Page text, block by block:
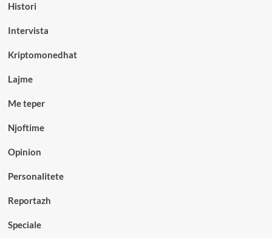
Histori
Intervista
Kriptomonedhat
Lajme
Me teper
Njoftime
Opinion
Personalitete
Reportazh
Speciale